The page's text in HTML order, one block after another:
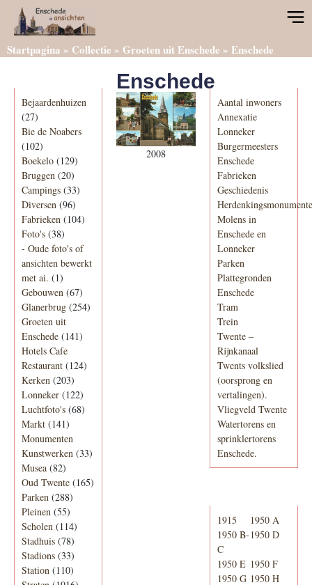
Startpagina » Collectie » Groeten uit Enschede » Enschede
Bejaardenhuizen
(27)
Bie de Noabers
(102)
Boekelo (129)
Bruggen (20)
Campings (33)
Diversen (96)
Fabrieken (104)
Foto's (38)
- Oude foto's of
ansichten bewerkt
met ai. (1)
Gebouwen (67)
Glanerbrug (254)
Groeten uit
Enschede (141)
Hotels Cafe
Restaurant (124)
Kerken (203)
Lonneker (122)
Luchtfoto's (68)
Markt (141)
Monumenten
Kunstwerken (33)
Musea (82)
Oud Twente (165)
Parken (288)
Pleinen (55)
Scholen (114)
Stadhuis (78)
Stadions (33)
Station (110)
Enschede
2008
Aantal inwoners
Annexatie
Lonneker
Burgermeesters
Enschede
Fabrieken
Geschiedenis
Molens in
Enschede en
Lonneker
Parken
Plattegronden
Enschede
Tram
Trein
Twente –
Rijnkanaal
Twents volkslied
(oorsprong en
vertalingen).
Vliegveld Twente
Watertorens en
sprinklertorens
Enschede.
1915
1950 A
1950 B-
C
1950 D
1950 E 1950 F
1950 G 1950 H